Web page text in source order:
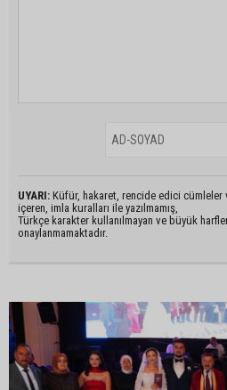
UYARI: Küfür, hakaret, rencide edici cümleler
içeren, imla kuralları ile yazılmamış,
Türkçe karakter kullanılmayan ve büyük
onaylanmamaktadır.